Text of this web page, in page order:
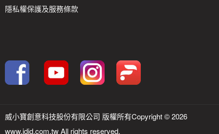
隱私權保護及服務條款
威小寶創意科技股份有限公司 版權所有Copyright © 2026
www.idid.com.tw All rights reserved.